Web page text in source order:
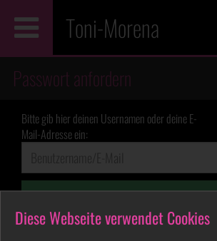
Diese Webseite verwendet Cookies
Toni-Morena
Passwort anfordern
Bitte gib hier deinen Usernamen oder deine E-
Mail-Adresse ein:
Passwort zusenden